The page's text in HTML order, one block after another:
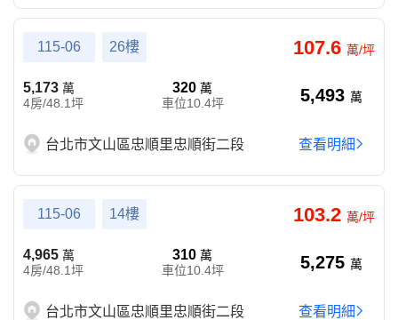
115-06 26樓 107.6 萬/坪
5,173 萬
4房/48.1坪
320萬
車位10.4坪
5,493 萬
台北市文山區忠順里忠順街二段 查看明細
115-06 14樓 103.2 萬/坪
4,965 萬
4房/48.1坪
310萬
車位10.4坪
5,275 萬
台北市文山區忠順里忠順街二段 查看明細